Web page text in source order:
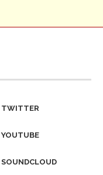
TWITTER
YOUTUBE
SOUNDCLOUD